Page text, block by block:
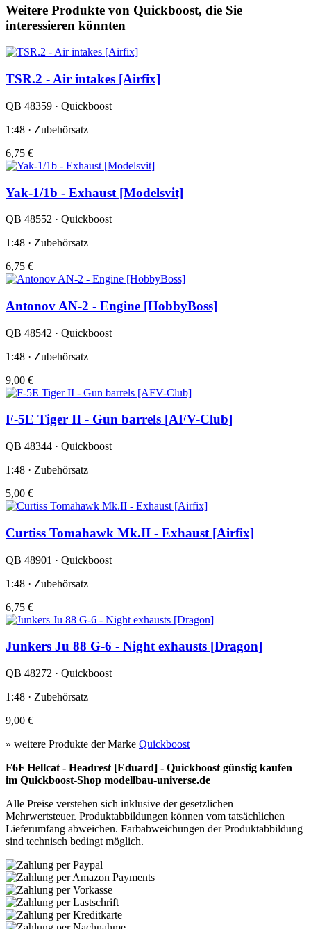
Weitere Produkte von Quickboost, die Sie
interessieren könnten
TSR.2 - Air intakes [Airfix]
QB 48359 · Quickboost
1:48 · Zubehörsatz
6,75 €
Yak-1/1b - Exhaust [Modelsvit]
QB 48552 · Quickboost
1:48 · Zubehörsatz
6,75 €
Antonov AN-2 - Engine [HobbyBoss]
QB 48542 · Quickboost
1:48 · Zubehörsatz
9,00 €
F-5E Tiger II - Gun barrels [AFV-Club]
QB 48344 · Quickboost
1:48 · Zubehörsatz
5,00 €
Curtiss Tomahawk Mk.II - Exhaust [Airfix]
QB 48901 · Quickboost
1:48 · Zubehörsatz
6,75 €
Junkers Ju 88 G-6 - Night exhausts [Dragon]
QB 48272 · Quickboost
1:48 · Zubehörsatz
9,00 €
» weitere Produkte der Marke Quickboost
F6F Hellcat - Headrest [Eduard] - Quickboost günstig kaufen
im Quickboost-Shop modellbau-universe.de
Alle Preise verstehen sich inklusive der gesetzlichen
Mehrwertsteuer. Produktabbildungen können vom tatsächlichen
Lieferumfang abweichen. Farbabweichungen der Produktabbildung
sind technisch bedingt möglich.